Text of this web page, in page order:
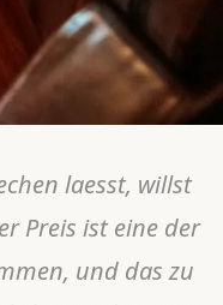
laesst, willst
Preis ist eine der
und das zu